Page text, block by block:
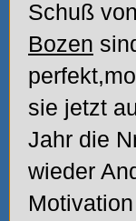
Schuß
Bozen
sie jetzt
Jahr die
wieder